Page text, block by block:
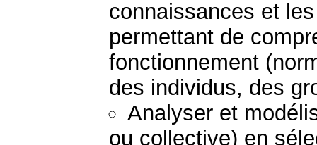
connaissances et
permettant de
fonctionnement
des individus, des
Analyser et
ou collective) en